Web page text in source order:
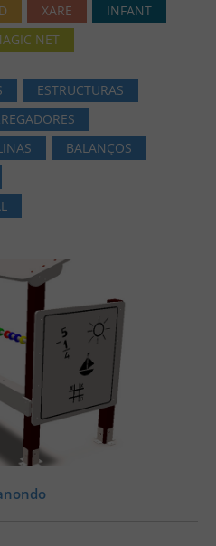
XARE
INFANT
NET
ESTRUCTURAS
BALANÇOS